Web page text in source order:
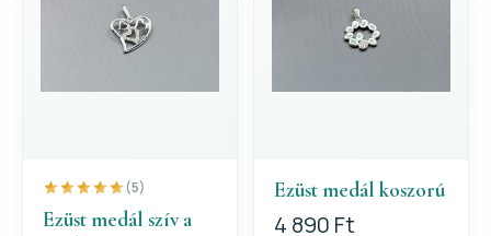
(5)
Ezüst medál szív a
Ezüst medál koszorú
4 890 Ft